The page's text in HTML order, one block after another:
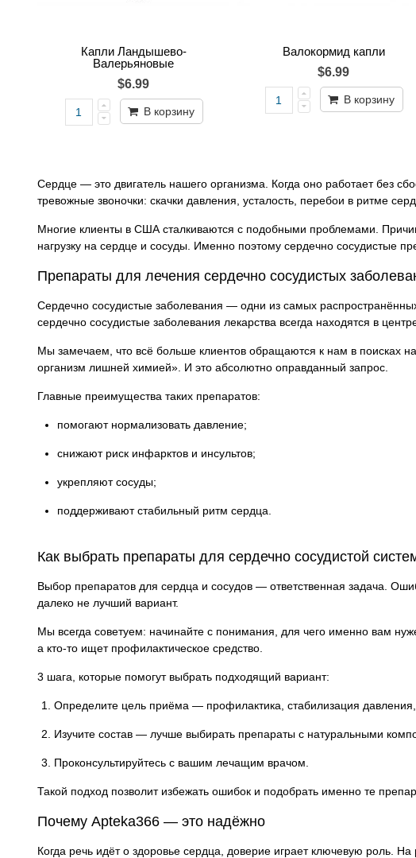
Капли Ландышево-
Валерьяновые
$6.99
В корзину
Валокормид капли
$6.99
В корзину
Сердце — это двигатель нашего организма. Когда оно работает без
тревожные звоночки: скачки давления, усталость, перебои в ритме
Многие клиенты в США сталкиваются с подобными проблемами.
нагрузку на сердце и сосуды. Именно поэтому сердечно сосудистые
Препараты для лечения сердечно сосудистых
Сердечно сосудистые заболевания — одни из самых
сердечно сосудистые заболевания лекарства всегда находятся в
Мы замечаем, что всё больше клиентов обращаются к нам в поисках
организм лишней химией». И это абсолютно оправданный запрос.
Главные преимущества таких препаратов:
помогают нормализовать давление;
снижают риск инфарктов и инсультов;
укрепляют сосуды;
поддерживают стабильный ритм сердца.
Как выбрать препараты для сердечно сосудистой
Выбор препаратов для сердца и сосудов — ответственная задача.
далеко не лучший вариант.
Мы всегда советуем: начинайте с понимания, для чего именно вам
а кто-то ищет профилактическое средство.
3 шага, которые помогут выбрать подходящий вариант:
Определите цель приёма — профилактика, стабилизация давления,
Изучите состав — лучше выбирать препараты с натуральными
Проконсультируйтесь с вашим лечащим врачом.
Такой подход позволит избежать ошибок и подобрать именно те
Почему Apteka366 — это надёжно
Когда речь идёт о здоровье сердца, доверие играет ключевую роль.